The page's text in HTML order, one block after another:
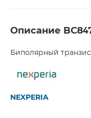
Описание
Биполярный
NEXPERIA